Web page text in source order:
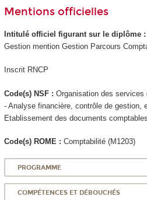
Mentions officielles
Intitulé officiel figurant sur le diplôme :
Gestion mention Gestion Parcours
Inscrit RNCP
Code(s) NSF : Organisation des
- Analyse financière, contrôle de gestion,
Etablissement des documents
Code(s) ROME : Comptabilité (M1203)
PROGRAMME
COMPÉTENCES ET DÉBOUCHÉS